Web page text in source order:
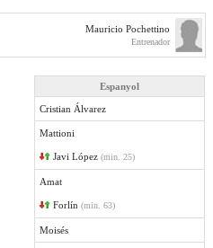
Mauricio Pochettino
Entrenador
Espanyol
Cristian Álvarez
Mattioni
Javi López (min. 25)
Amat
Forlín (min. 63)
Moisés